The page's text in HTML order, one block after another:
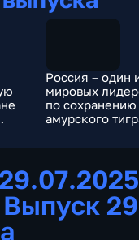
Россия – один
мировых
по сохранению
амурского
Выпуск